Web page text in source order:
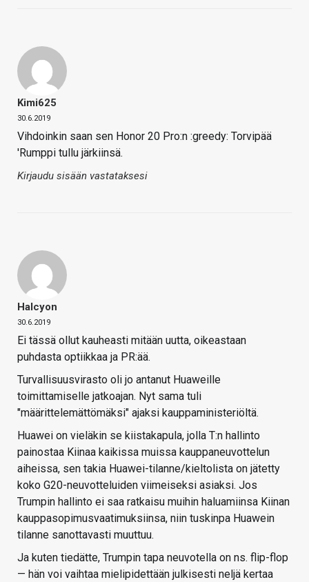
Kimi625
30.6.2019
Vihdoinkin saan sen Honor 20 Pro:n :greedy: Torvipää
'Rumppi tullu järkiinsä.
Kirjaudu sisään vastataksesi
Halcyon
30.6.2019
Ei tässä ollut kauheasti mitään uutta, oikeastaan
puhdasta optiikkaa ja PR:ää.
Turvallisuusvirasto oli jo antanut Huaweille
toimittamiselle jatkoajan. Nyt sama tuli
"määrittelemättömäksi" ajaksi kauppaministeriöltä.
Huawei on vieläkin se kiistakapula, jolla T:n hallinto
painostaa Kiinaa kaikissa muissa kauppaneuvottelun
aiheissa, sen takia Huawei-tilanne/kieltolista on jätetty
koko G20-neuvotteluiden viimeiseksi asiaksi. Jos
Trumpin hallinto ei saa ratkaisu muihin haluamiinsa Kiinan
kauppasopimusvaatimuksiinsa, niin tuskinpa Huawein
tilanne sanottavasti muuttuu.
Ja kuten tiedätte, Trumpin tapa neuvotella on ns. flip-flop
— hän voi vaihtaa mielipidettään julkisesti neljä kertaa